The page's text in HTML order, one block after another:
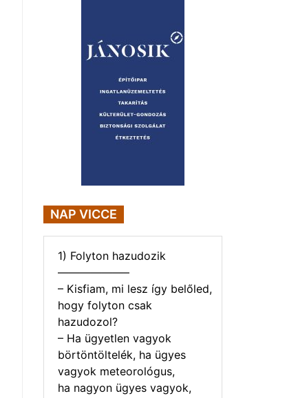
NAP VICCE
1) Folyton hazudozik
——————–
– Kisfiam, mi lesz így belőled,
hogy folyton csak
hazudozol?
– Ha ügyetlen vagyok
börtöntöltelék, ha ügyes
vagyok meteorológus,
ha nagyon ügyes vagyok,